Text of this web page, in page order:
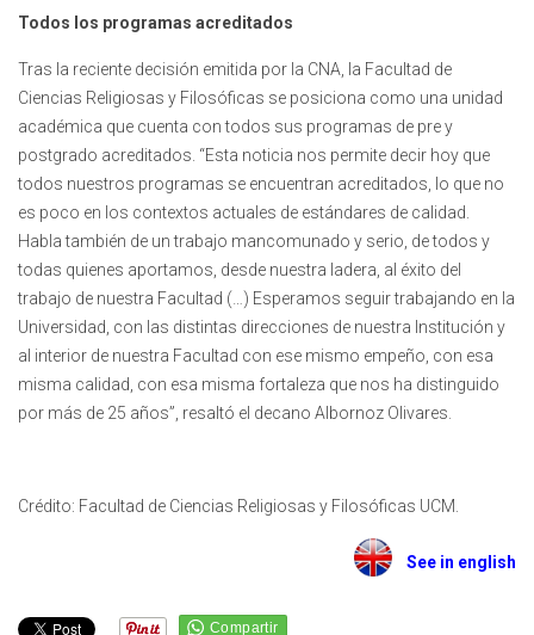
Todos los programas acreditados
Tras la reciente decisión emitida por la CNA, la Facultad de
Ciencias Religiosas y Filosóficas se posiciona como una unidad
académica que cuenta con todos sus programas de pre y
postgrado acreditados. “Esta noticia nos permite decir hoy que
todos nuestros programas se encuentran acreditados, lo que no
es poco en los contextos actuales de estándares de calidad.
Habla también de un trabajo mancomunado y serio, de todos y
todas quienes aportamos, desde nuestra ladera, al éxito del
trabajo de nuestra Facultad (…) Esperamos seguir trabajando en la
Universidad, con las distintas direcciones de nuestra Institución y
al interior de nuestra Facultad con ese mismo empeño, con esa
misma calidad, con esa misma fortaleza que nos ha distinguido
por más de 25 años”, resaltó el decano Albornoz Olivares.
Crédito: Facultad de Ciencias Religiosas y Filosóficas UCM.
See in english